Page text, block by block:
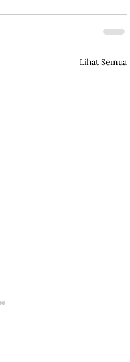
Lihat Semua